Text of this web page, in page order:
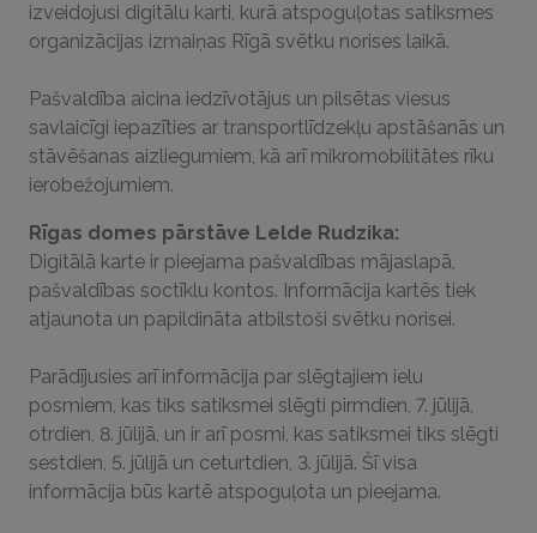
izveidojusi digitālu karti, kurā atspoguļotas satiksmes
organizācijas izmaiņas Rīgā svētku norises laikā.
Pašvaldība aicina iedzīvotājus un pilsētas viesus
savlaicīgi iepazīties ar transportlīdzekļu apstāšanās un
stāvēšanas aizliegumiem, kā arī mikromobilitātes rīku
ierobežojumiem.
Rīgas domes pārstāve Lelde Rudzika:
Digitālā karte ir pieejama pašvaldības mājaslapā,
pašvaldības soctīklu kontos. Informācija kartēs tiek
atjaunota un papildināta atbilstoši svētku norisei.
Parādījusies arī informācija par slēgtajiem ielu
posmiem, kas tiks satiksmei slēgti pirmdien, 7. jūlijā,
otrdien, 8. jūlijā, un ir arī posmi, kas satiksmei tiks slēgti
sestdien, 5. jūlijā un ceturtdien, 3. jūlijā. Šī visa
informācija būs kartē atspoguļota un pieejama.